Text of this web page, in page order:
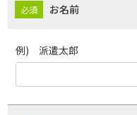
お名前
例) 派遣太郎